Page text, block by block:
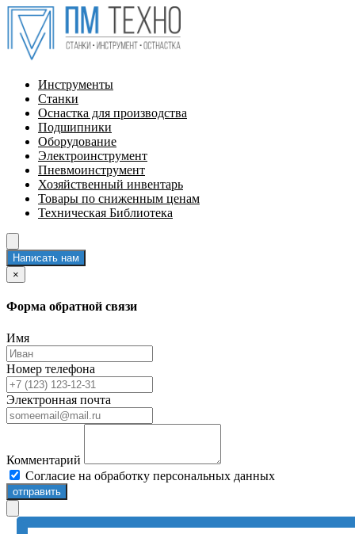
Инструменты
Станки
Оснастка для производства
Подшипники
Оборудование
Электроинструмент
Пневмоинструмент
Хозяйственный инвентарь
Товары по сниженным ценам
Техническая Библиотека
Написать нам
×
Форма обратной связи
Имя
Номер телефона
Электронная почта
Комментарий
Согласие на обработку персональных данных
отправить